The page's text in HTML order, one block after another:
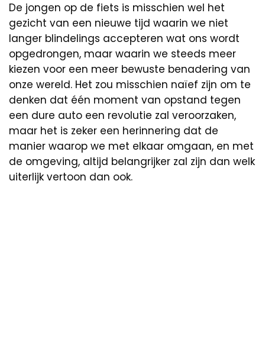
De jongen op de fiets is misschien wel het
gezicht van een nieuwe tijd waarin we niet
langer blindelings accepteren wat ons wordt
opgedrongen, maar waarin we steeds meer
kiezen voor een meer bewuste benadering van
onze wereld. Het zou misschien naïef zijn om te
denken dat één moment van opstand tegen
een dure auto een revolutie zal veroorzaken,
maar het is zeker een herinnering dat de
manier waarop we met elkaar omgaan, en met
de omgeving, altijd belangrijker zal zijn dan welk
uiterlijk vertoon dan ook.